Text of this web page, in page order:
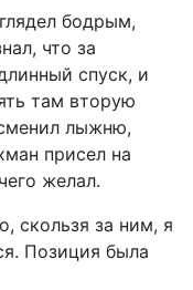
бодрым,
что за
спуск, и
там вторую
лыжню,
присел на
желал.
скользя за ним, я
Позиция была